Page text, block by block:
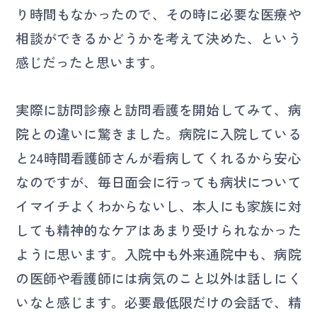
り時間もなかったので、その時に必要な医療や
相談ができるかどうかを考えて決めた、という
感じだったと思います。
実際に訪問診療と訪問看護を開始してみて、病
院との違いに驚きました。病院に入院している
と24時間看護師さんが看病してくれるから安心
なのですが、毎日面会に行っても病状について
イマイチよくわからないし、本人にも家族に対
しても精神的なケアはあまり受けられなかった
ように思います。入院中も外来通院中も、病院
の医師や看護師には病気のこと以外は話しにく
いなと感じます。必要最低限だけの会話で、精